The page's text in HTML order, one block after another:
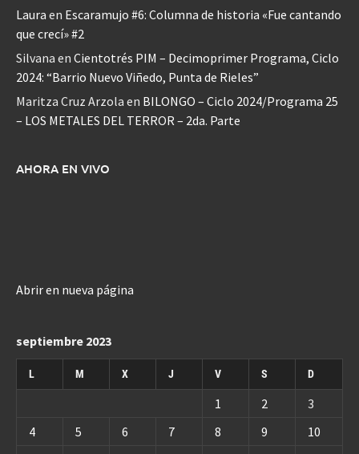
Laura en Escaramujo #6: Columna de historia «Fue cantando
que crecí» #2
Silvana en Cientotrés PIM – Decimoprimer Programa, Ciclo
2024: “Barrio Nuevo Viñedo, Punta de Rieles”
Maritza Cruz Arzola en BILONGO – Ciclo 2024/Programa 25
– LOS METALES DEL TERROR – 2da. Parte
AHORA EN VIVO
Abrir en nueva página
septiembre 2023
L M X J V S D
1 2
3
4
5 6 7 8 9
10